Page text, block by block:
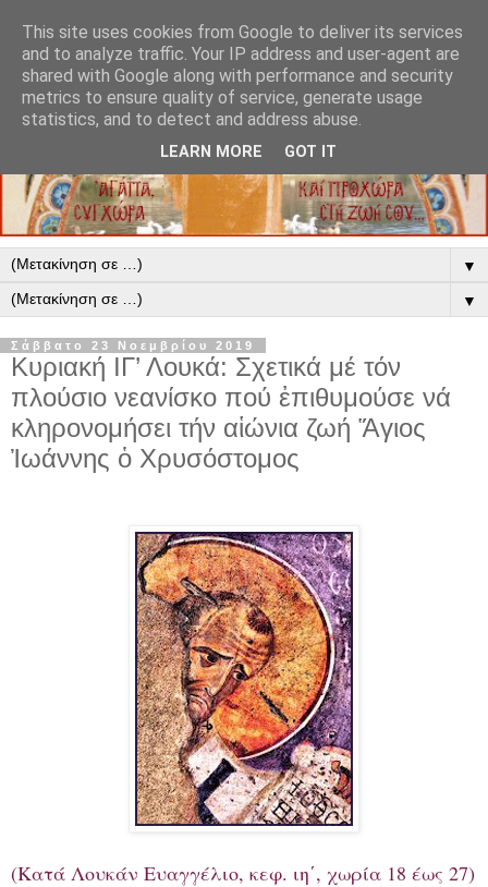
▼
▼
Σάββατο 23 Νοεμβρίου 2019
Κυριακή ΙΓ’ Λουκά: Σχετικά μέ τόν
πλούσιο νεανίσκο πού ἐπιθυμούσε νά
κληρονομήσει τήν αἱώνια ζωή Ἅγιος
Ἰωάννης ὁ Χρυσόστομος
(Κατά Λουκάν Ευαγγέλιο, κεφ. ιη΄, χωρία 18 έως 27)
This site uses cookies from Google to deliver its services
and to analyze traffic. Your IP address and user-agent are
shared with Google along with performance and security
metrics to ensure quality of service, generate usage
statistics, and to detect and address abuse.
LEARN MORE GOT IT